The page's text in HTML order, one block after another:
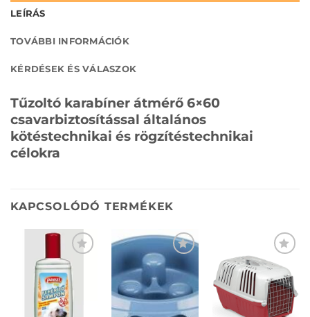
LEÍRÁS
TOVÁBBI INFORMÁCIÓK
KÉRDÉSEK ÉS VÁLASZOK
Tűzoltó karabíner átmérő 6×60
csavarbiztosítással általános
kötéstechnikai és rögzítéstechnikai
célokra
KAPCSOLÓDÓ TERMÉKEK
KEDVENCEKHEZ KEDVENCEKHEZ KEDVENCEKHEZ